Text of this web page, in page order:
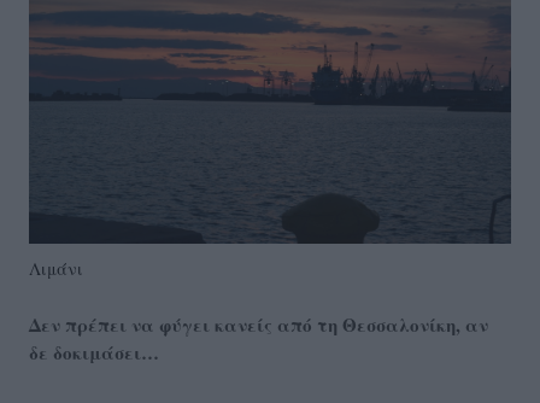
Λιμάνι
Δεν πρέπει να φύγει κανείς από τη Θεσσαλονίκη, αν
δε δοκιμάσει…